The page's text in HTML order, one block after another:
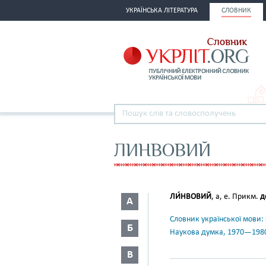
УКРАЇНСЬКА ЛІТЕРАТУРА СЛОВНИК
ЛИНВОВИЙ
А
Б
В
ЛИ́НВОВИЙ, а, е. Прикм.
Словник української
Наукова думка,